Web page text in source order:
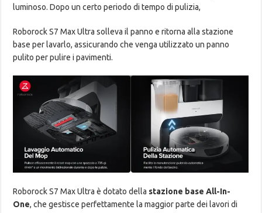
luminoso. Dopo un certo periodo di tempo di pulizia,
Roborock S7 Max Ultra solleva il panno e ritorna alla stazione
base per lavarlo, assicurando che venga utilizzato un panno
pulito per pulire i pavimenti.
Roborock S7 Max Ultra è dotato della stazione base All-In-
One, che gestisce perfettamente la maggior parte dei lavori di